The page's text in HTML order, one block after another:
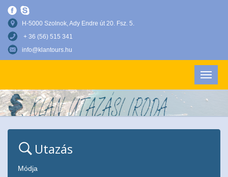
H-5000 Szolnok, Ady Endre út 20. Fsz. 5.
+ 36 (56) 515 341
info@klantours.hu
Utazás
Módja